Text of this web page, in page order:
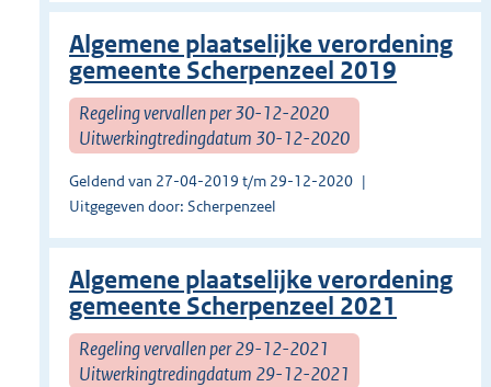
Algemene plaatselijke verordening
gemeente Scherpenzeel 2019
Regeling vervallen per 30-12-2020
Uitwerkingtredingdatum 30-12-2020
Geldend van 27-04-2019 t/m 29-12-2020
Uitgegeven door: Scherpenzeel
Algemene plaatselijke verordening
gemeente Scherpenzeel 2021
Regeling vervallen per 29-12-2021
Uitwerkingtredingdatum 29-12-2021